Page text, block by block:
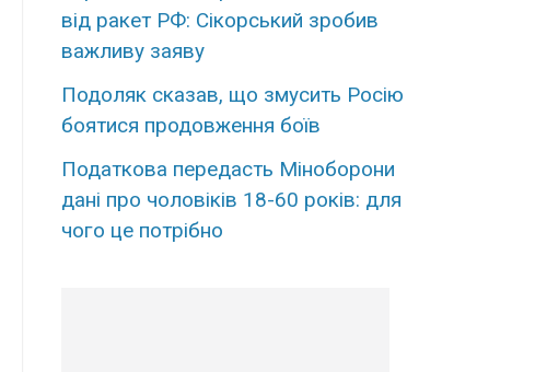
від ракет РФ: Сікорський зробив
важливу заяву
Подоляк сказав, що змусить Росію
боятися продовження боїв
Податкова передасть Міноборони
дані про чоловіків 18-60 років: для
чого це потрібно